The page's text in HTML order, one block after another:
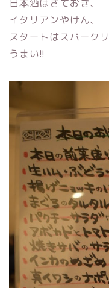
日本酒はさておき、
イタリアンやけん、
スタートはスパーク
うまい!!